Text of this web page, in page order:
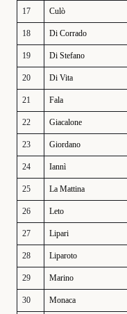
17 Culò
18 Di Corrado
19 Di Stefano
20 Di Vita
21 Fala
22 Giacalone
23 Giordano
24 Iannì
25 La Mattina
26 Leto
27 Lipari
28 Liparoto
29 Marino
30 Monaca